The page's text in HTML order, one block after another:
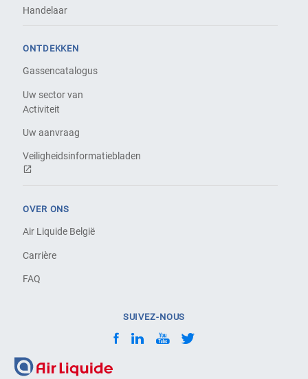
Handelaar
ONTDEKKEN
Gassencatalogus
Uw sector van
Activiteit
Uw aanvraag
Veiligheidsinformatiebladen
OVER ONS
Air Liquide België
Carrière
FAQ
SUIVEZ-NOUS